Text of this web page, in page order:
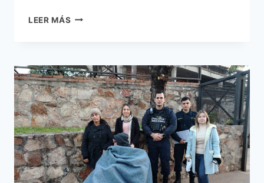
LEER MÁS EL
IRMA
EN
EL
BALLET
FOLKLÓRICO
DE
ADULTOS
MAYORES:
“TODO
LO